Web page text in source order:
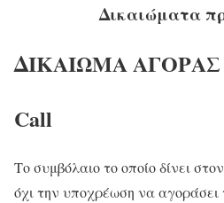
Δικαιώματα
ΔΙΚΑΙΩΜΑ ΑΓΟΡΑΣ
Call
Το συμβόλαιο το οποίο δίνει
όχι την υποχρέωση να αγοράσει